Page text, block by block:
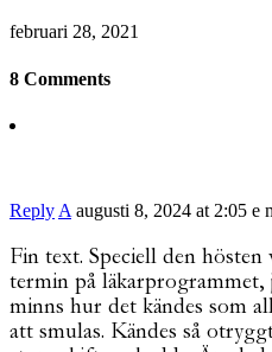
februari 28, 2021
8 Comments
Reply A augusti 8, 2024 at 2:05 e
Fin text. Speciell den
termin på
minns hur det kändes som
att smulas. Kändes så